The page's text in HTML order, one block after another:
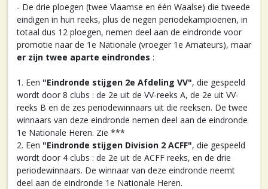
- De drie ploegen (twee Vlaamse en één Waalse) die tweede
eindigen in hun reeks, plus de negen periodekampioenen, in
totaal dus 12 ploegen, nemen deel aan de eindronde voor
promotie naar de 1e Nationale (vroeger 1e Amateurs), maar
er zijn twee aparte eindrondes :
1. Een "Eindronde stijgen 2e Afdeling VV", die gespeeld
wordt door 8 clubs : de 2e uit de VV-reeks A, de 2e uit VV-
reeks B en de zes periodewinnaars uit die reeksen. De twee
winnaars van deze eindronde nemen deel aan de eindronde
1e Nationale Heren. Zie ***
2. Een "Eindronde stijgen Division 2 ACFF", die gespeeld
wordt door 4 clubs : de 2e uit de ACFF reeks, en de drie
periodewinnaars. De winnaar van deze eindronde neemt
deel aan de eindronde 1e Nationale Heren.